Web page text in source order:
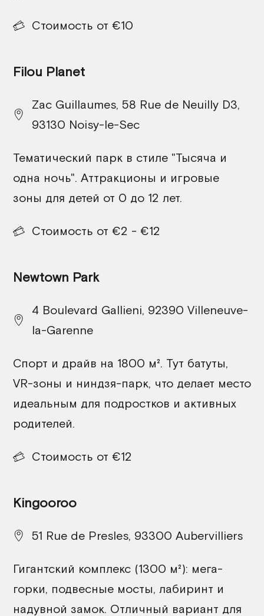
Стоимость от €10
Filou Planet
Zac Guillaumes, 58 Rue de Neuilly D3,
93130 Noisy-le-Sec
Тематический парк в стиле "Тысяча и
одна ночь". Аттракционы и игровые
зоны для детей от 0 до 12 лет.
Стоимость от €2 - €12
Newtown Park
4 Boulevard Gallieni, 92390 Villeneuve-
la-Garenne
Спорт и драйв на 1800 м². Тут батуты,
VR-зоны и ниндзя-парк, что делает место
идеальным для подростков и активных
родителей.
Стоимость от €12
Kingooroo
51 Rue de Presles, 93300 Aubervilliers
Гигантский комплекс (1300 м²): мега-
горки, подвесные мосты, лабиринт и
надувной замок. Отличный вариант для